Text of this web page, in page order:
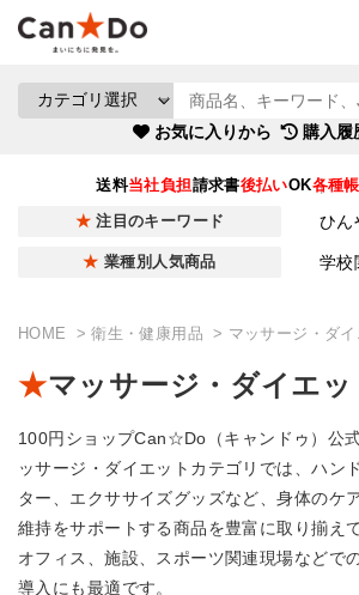
お気に入りから 購入履
送料当社負担請求書後払いOK各種
注目のキーワード ひん
業種別人気商品 学校
HOME 衛生・健康用品 マッサージ・ダイ
マッサージ・ダイエッ
100円ショップCan☆Do（キャンドゥ）公
ッサージ・ダイエットカテゴリでは、ハン
ター、エクササイズグッズなど、身体のケ
維持をサポートする商品を豊富に取り揃え
オフィス、施設、スポーツ関連現場などで
導入にも最適です。